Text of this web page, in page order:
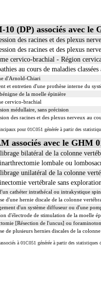
10 (DP) associés avec le
des racines et des plexus
des racines et des plexus
cervico-brachial - Région
au cours de maladies
d'Arnold-Chiari
et entretien d'une prothèse interne du
de la moelle épinière
cervico-brachial
médullaire, sans précision
des racines et des plexus nerveux au
pour 01C051 générée à partir des
associés avec le GHM
bilatéral de la colonne
lombale ou
unilatéral de la colonne
vertébrale sans
cathéter intrathécal ou intrakystique
d'une hernie discale de la colonne
d'un système diffuseur ou d'une
d'électrode de stimulation de la moelle
[Résection de l'uncus] ou
de plusieurs hernies discales de la
à 01C051 générée à partir des statistiques